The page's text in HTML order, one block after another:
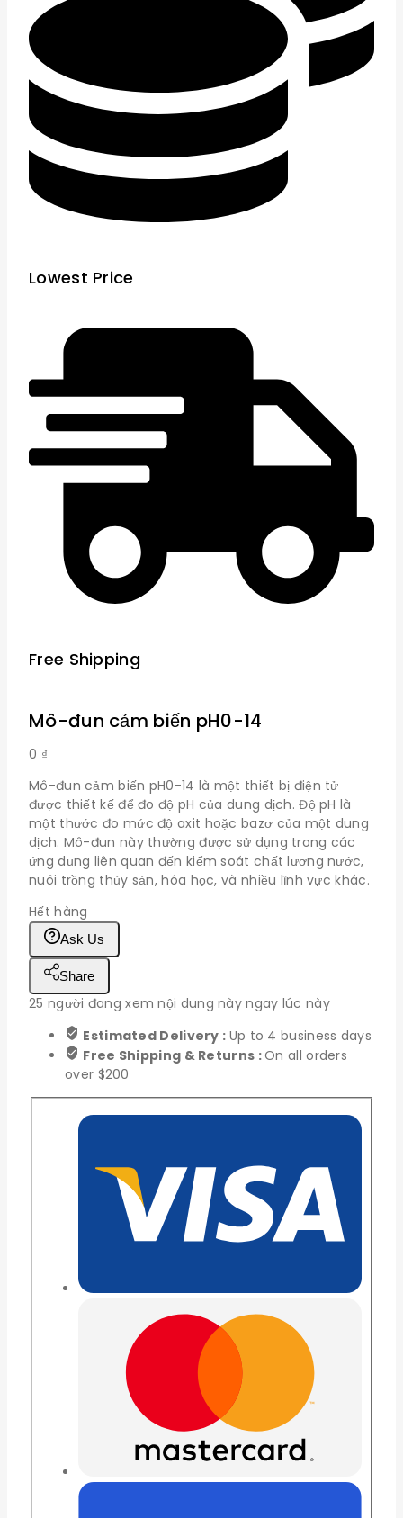
Lowest Price
Free Shipping
Mô-đun cảm biến pH0-14
0 ₫
Mô-đun cảm biến pH0-14 là một thiết bị điện tử
được thiết kế để đo độ pH của dung dịch. Độ pH là
một thước đo mức độ axit hoặc bazơ của một dung
dịch. Mô-đun này thường được sử dụng trong các
ứng dụng liên quan đến kiểm soát chất lượng nước,
nuôi trồng thủy sản, hóa học, và nhiều lĩnh vực khác.
Hết hàng
Ask Us
Share
25 người đang xem nội dung này ngay lúc này
Estimated Delivery : Up to 4 business days
Free Shipping & Returns :On all orders
over $200